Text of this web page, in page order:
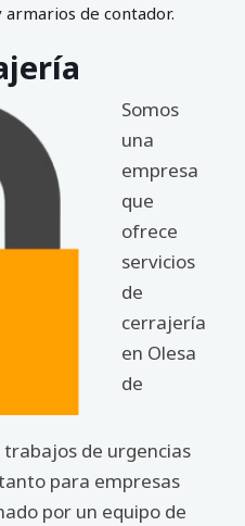
de contador.
Somos
una
empresa
que
ofrece
servicios
de
cerrajería
en Olesa
de
de urgencias
para empresas
por un equipo de